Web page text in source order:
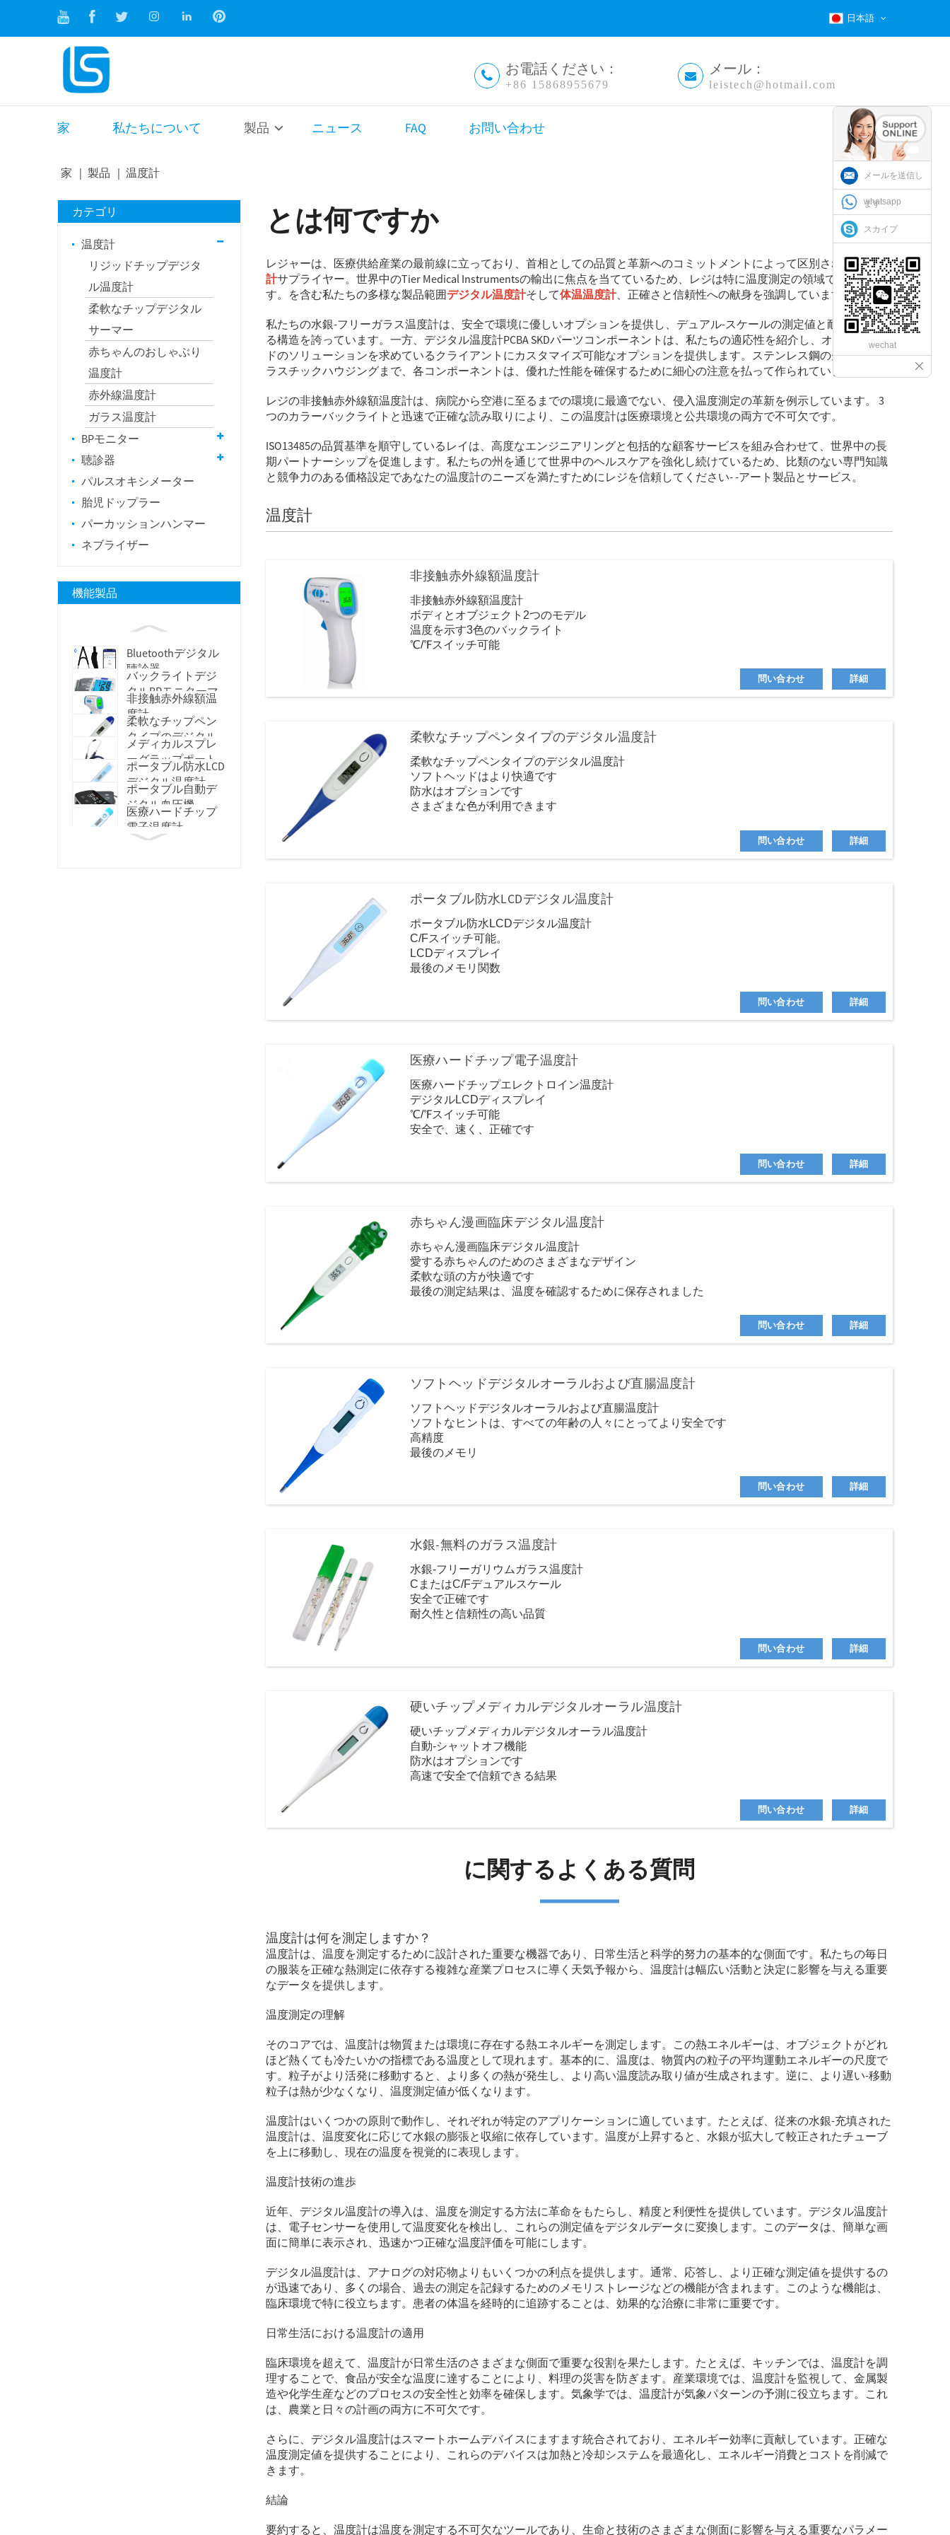
日本語
お電話ください：
+86 15868955679
メール：
leistech@hotmail.com
家 私たちについて 製品 ニュース FAQ お問い合わせ
家 製品 温度計
カテゴリ
温度計
リジッドチップデジタ
ル温度計
柔軟なチップデジタル
サーマー
赤ちゃんのおしゃぶり
温度計
赤外線温度計
ガラス温度計
BPモニター
聴診器
パルスオキシメーター
胎児ドップラー
パーカッションハンマー
ネブライザー
機能製品
Bluetoothデジタル
聴診器
バックライトデジ
タルBPモニターマ
シン
非接触赤外線額温
度計
柔軟なチップペン
タイプのデジタル
温度計
メディカルスプレ
ーグラップポート
聴診器
ポータブル防水LCD
デジタル温度計
ポータブル自動デ
ジタル血圧機
医療ハードチップ
電子温度計
とは何ですか
レジャーは、医療供給産業の最前線に立っており、首相としての品質と革新へのコミットメントによって区別されます温度
計サプライヤー。世界中のTier Medical Instrumentsの輸出に焦点を当てているため、レジは特に温度測定の領域で優れていま
す。を含む私たちの多様な製品範囲デジタル温度計そして体温温度計、正確さと信頼性への献身を強調しています。
私たちの水銀-フリーガラス温度計は、安全で環境に優しいオプションを提供し、デュアル-スケールの測定値と耐久性のあ
る構造を誇っています。一方、デジタル温度計PCBA SKDパーツコンポーネントは、私たちの適応性を紹介し、オーダーメイ
ドのソリューションを求めているクライアントにカスタマイズ可能なオプションを提供します。ステンレス鋼の先端からプ
ラスチックハウジングまで、各コンポーネントは、優れた性能を確保するために細心の注意を払って作られています。
レジの非接触赤外線額温度計は、病院から空港に至るまでの環境に最適でない、侵入温度測定の革新を例示しています。 3
つのカラーバックライトと迅速で正確な読み取りにより、この温度計は医療環境と公共環境の両方で不可欠です。
ISO13485の品質基準を順守しているレイは、高度なエンジニアリングと包括的な顧客サービスを組み合わせて、世界中の長
期パートナーシップを促進します。私たちの州を通じて世界中のヘルスケアを強化し続けているため、比類のない専門知識
と競争力のある価格設定であなたの温度計のニーズを満たすためにレジを信頼してください- -アート製品とサービス。
温度計
非接触赤外線額温度計
非接触赤外線額温度計
ボディとオブジェクト2つのモデル
温度を示す3色のバックライト
℃/℉スイッチ可能
病院、自宅、駅、バス停、空港、オフィスなどに広く使用されています問い合わせ 詳細
柔軟なチップペンタイプのデジタル温度計
柔軟なチップペンタイプのデジタル温度計
ソフトヘッドはより快適です
防水はオプションです
さまざまな色が利用できます
問い合わせ
詳細
ポータブル防水LCDデジタル温度計
ポータブル防水LCDデジタル温度計
C/Fスイッチ可能。
LCDディスプレイ
最後のメモリ関数
ストレージケースが利用可能です
問い合わせ 詳細
医療ハードチップ電子温度計
医療ハードチップエレクトロイン温度計
デジタルLCDディスプレイ
℃/℉スイッチ可能
安全で、速く、正確です
問い合わせ 詳細
赤ちゃん漫画臨床デジタル温度計
赤ちゃん漫画臨床デジタル温度計
愛する赤ちゃんのためのさまざまなデザイン
柔軟な頭の方が快適です
最後の測定結果は、温度を確認するために保存されました
問い合わせ 詳細
ソフトヘッドデジタルオーラルおよび直腸温度計
ソフトヘッドデジタルオーラルおよび直腸温度計
ソフトなヒントは、すべての年齢の人々にとってより安全です
高精度
最後のメモリ
問い合わせ 詳細
水銀-無料のガラス温度計
水銀-フリーガリウムガラス温度計
CまたはC/Fデュアルスケール
安全で正確です
耐久性と信頼性の高い品質
問い合わせ
詳細
硬いチップメディカルデジタルオーラル温度計
硬いチップメディカルデジタルオーラル温度計
自動-シャットオフ機能
防水はオプションです
高速で安全で信頼できる結果
問い合わせ 詳細
に関するよくある質問
温度計は何を測定しますか？
温度計は、温度を測定するために設計された重要な機器であり、日常生活と科学的努力の基本的な側面です。私たちの毎日
の服装を正確な熱測定に依存する複雑な産業プロセスに導く天気予報から、温度計は幅広い活動と決定に影響を与える重要
なデータを提供します。
温度測定の理解
そのコアでは、温度計は物質または環境に存在する熱エネルギーを測定します。この熱エネルギーは、オブジェクトがどれ
ほど熱くても冷たいかの指標である温度として現れます。基本的に、温度は、物質内の粒子の平均運動エネルギーの尺度で
す。粒子がより活発に移動すると、より多くの熱が発生し、より高い温度読み取り値が生成されます。逆に、より遅い-移動
粒子は熱が少なくなり、温度測定値が低くなります。
温度計はいくつかの原則で動作し、それぞれが特定のアプリケーションに適しています。たとえば、従来の水銀-充填された
温度計は、温度変化に応じて水銀の膨張と収縮に依存しています。温度が上昇すると、水銀が拡大して較正されたチューブ
を上に移動し、現在の温度を視覚的に表現します。
温度計技術の進歩
近年、デジタル温度計の導入は、温度を測定する方法に革命をもたらし、精度と利便性を提供しています。デジタル温度計
は、電子センサーを使用して温度変化を検出し、これらの測定値をデジタルデータに変換します。このデータは、簡単な画
面に簡単に表示され、迅速かつ正確な温度評価を可能にします。
デジタル温度計は、アナログの対応物よりもいくつかの利点を提供します。通常、応答し、より正確な測定値を提供するの
が迅速であり、多くの場合、過去の測定を記録するためのメモリストレージなどの機能が含まれます。このような機能は、
臨床環境で特に役立ちます。患者の体温を経時的に追跡することは、効果的な治療に非常に重要です。
日常生活における温度計の適用
臨床環境を超えて、温度計が日常生活のさまざまな側面で重要な役割を果たします。たとえば、キッチンでは、温度計を調
理することで、食品が安全な温度に達することにより、料理の災害を防ぎます。産業環境では、温度計を監視して、金属製
造や化学生産などのプロセスの安全性と効率を確保します。気象学では、温度計が気象パターンの予測に役立ちます。これ
は、農業と日々の計画の両方に不可欠です。
さらに、デジタル温度計はスマートホームデバイスにますます統合されており、エネルギー効率に貢献しています。正確な
温度測定値を提供することにより、これらのデバイスは加熱と冷却システムを最適化し、エネルギー消費とコストを削減で
きます。
結論
要約すると、温度計は温度を測定する不可欠なツールであり、生命と技術のさまざまな側面に影響を与える重要なパラメー
メールを送信し
ます
whatsapp
スカイプ
wechat